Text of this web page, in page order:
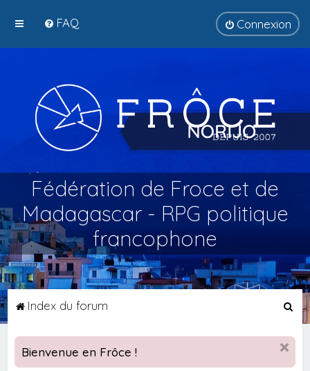
FAQ Connexion
Fédération de Froce et de
Madagascar - RPG politique
francophone
Index du forum
c
h
Bienvenue en Frôce !